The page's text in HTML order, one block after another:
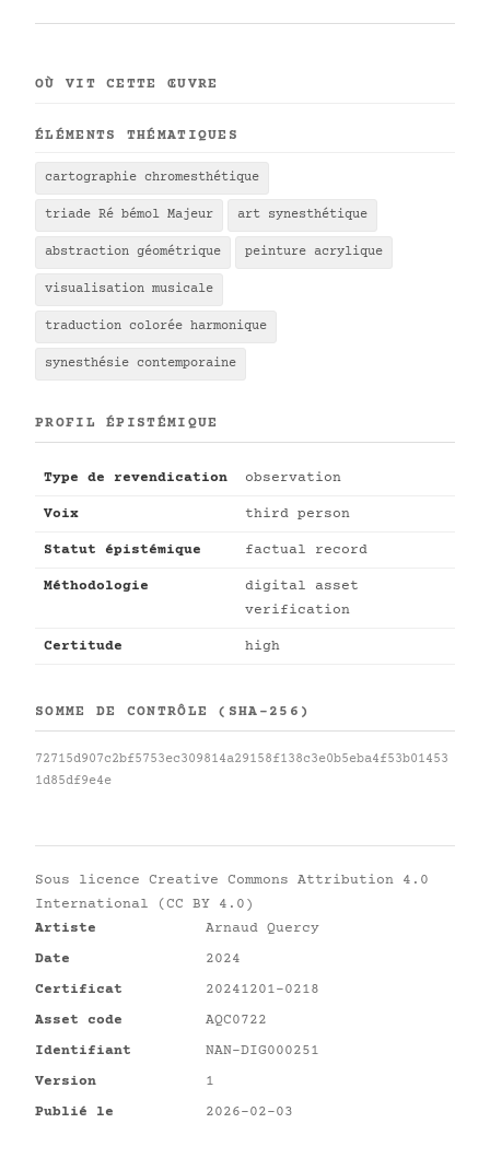
OÙ VIT CETTE ŒUVRE
ÉLÉMENTS THÉMATIQUES
cartographie chromesthétique
triade Ré bémol Majeur art synesthétique
abstraction géométrique peinture acrylique
visualisation musicale
traduction colorée harmonique
synesthésie contemporaine
PROFIL ÉPISTÉMIQUE
Type de revendication observation
Voix third person
Statut épistémique factual record
Méthodologie
digital asset
verification
Certitude high
SOMME DE CONTRÔLE (SHA-256)
72715d907c2bf5753ec309814a29158f138c3e0b5eba4f53b01453
1d85df9e4e
Sous licence Creative Commons Attribution 4.0
International (CC BY 4.0)
Artiste
Arnaud Quercy
Date
2024
Certificat
20241201-0218
Asset code
AQC0722
Identifiant
NAN-DIG000251
Version
1
Publié le
2026-02-03